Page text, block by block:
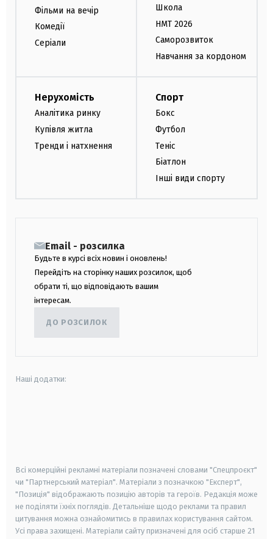
Фільми на вечір
Комедії
Серіали
Школа
НМТ 2026
Саморозвиток
Навчання за кордоном
Нерухомість
Аналітика ринку
Купівля житла
Тренди і натхнення
Спорт
Бокс
Футбол
Теніс
Біатлон
Інші види спорту
Email - розсилка
Будьте в курсі всіх новин і оновлень!
Перейдіть на сторінку наших розсилок, щоб
обрати ті, що відповідають вашим
інтересам.
ДО РОЗСИЛОК
Наші додатки:
Всі комерційні рекламні матеріали позначені словами "Спецпроєкт"
чи "Партнерський матеріал". Матеріали з позначкою "Експерт",
"Позиція" відображають позицію авторів та героїв. Редакція може
не поділяти їхніх поглядів. Детальніше щодо реклами та правил
цитування можна ознайомитись в правилах користування сайтом.
Усі права захищені. Матеріали сайту призначені для осіб старше 21